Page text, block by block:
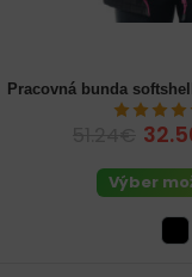
dámske 36 (S) dámske
dámske 48 (XL)
dámske 52
Pracovná bunda
Výber